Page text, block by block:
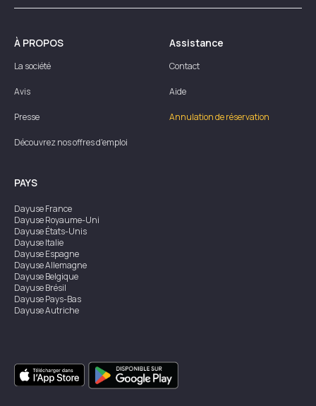
À PROPOS
La société
Avis
Presse
Découvrez nos offres d'emploi
Assistance
Contact
Aide
Annulation de réservation
PAYS
DayuseFrance
DayuseRoyaume-Uni
DayuseÉtats-Unis
DayuseItalie
DayuseEspagne
DayuseAllemagne
DayuseBelgique
DayuseBrésil
DayusePays-Bas
DayuseAutriche
DayuseSingapour
DayuseSuède
DayuseThaïlande